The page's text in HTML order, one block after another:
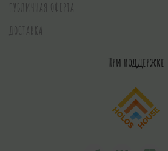
ПУБЛИЧНАЯ ОФЕРТА
ДОСТАВКА
При поддержке